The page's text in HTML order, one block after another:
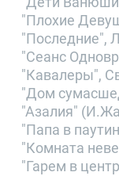
"Плохие
"Последние",
"Сеанс
"Кавалеры",
"Дом
"Азалия"
"Папа в
"Комната
"Гарем в